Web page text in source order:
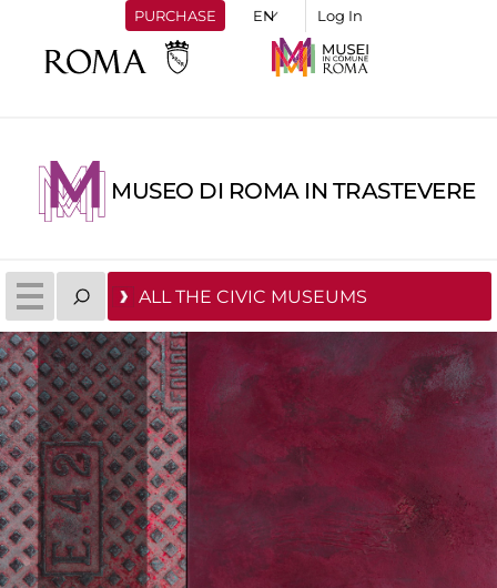
PURCHASE Log In
MUSEO DI ROMA IN TRASTEVERE
ALL THE CIVIC MUSEUMS